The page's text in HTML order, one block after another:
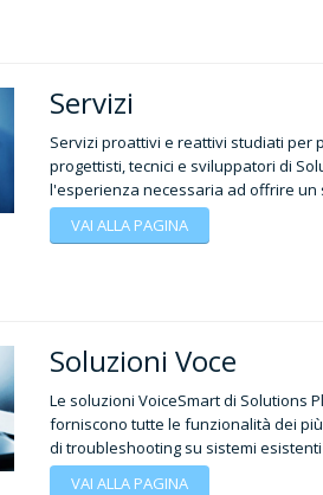
Servizi
Servizi proattivi e reattivi studiati per
progettisti, tecnici e sviluppatori di
l'esperienza necessaria ad offrire un
VAI ALLA PAGINA
Soluzioni Voce
Le soluzioni VoiceSmart di Solutions
forniscono tutte le funzionalità dei
di troubleshooting su sistemi
VAI ALLA PAGINA